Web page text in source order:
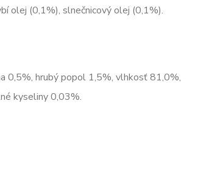
olej (0,1%), slnečnicový olej (0,1%).
0,5%, hrubý popol 1,5%, vlhkosť 81,0%,
kyseliny 0,03%.